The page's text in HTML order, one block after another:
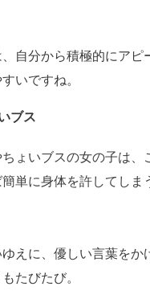
自分から積極的にアピ
いですね。
ブス
ょいブスの女の子は、
単に身体を許してしま
えに、優しい言葉をか
たびたび。